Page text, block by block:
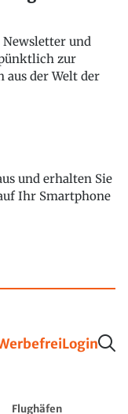
Newsletter und
zur
aus der Welt der
und erhalten Sie
Ihr Smartphone
Login
Flughäfen